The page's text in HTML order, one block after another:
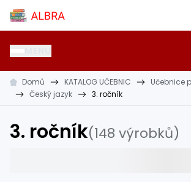
Přeskočit na hlavní obsah
Albra s.r.o.
KATALOG UČEBNIC CIZÍ JAZYKY
Domů KATALOG UČEBNIC
Učebnice
Český jazyk
3. ročník
3. ročník(148 výrobků)